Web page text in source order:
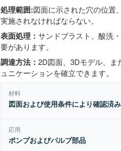
処理範囲:図面に示された穴の位置
実施されなければならない。
表面処理：サンドブラスト、酸洗
要があります。
調達方法：2D図面、3Dモデル、ま
ュニケーションを確立できます。
材料
図面および使用条件により確認済み
応用
ポンプおよびバルブ部品